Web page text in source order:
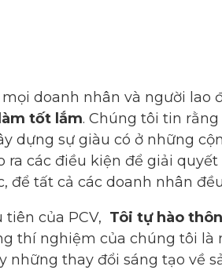
doanh nhân và người lao
làm tốt lắm. Chúng tôi tin
dựng sự giàu có ở những
các điều kiện để giải
tất cả các doanh nhân
của PCV, Tôi tự hào
thí nghiệm của chúng tôi là
thay đổi sáng tạo về